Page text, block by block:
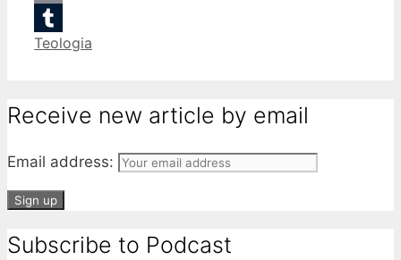
Email
Tumblr
Categories
Teologia
Receive new article by email
Email address:
Subscribe to Podcast